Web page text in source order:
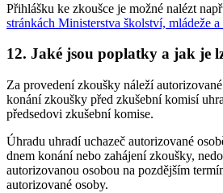
Přihlášku ke zkoušce je možné nalézt
stránkách Ministerstva školství, mládeže
12. Jaké jsou poplatky a jak je
Za provedení zkoušky náleží
konání zkoušky před zkušební komisí
předsedovi zkušební komise.
Úhradu uhradí uchazeč autorizované
dnem konání nebo zahájení zkoušky,
autorizovanou osobou na pozdějším
autorizované osoby.